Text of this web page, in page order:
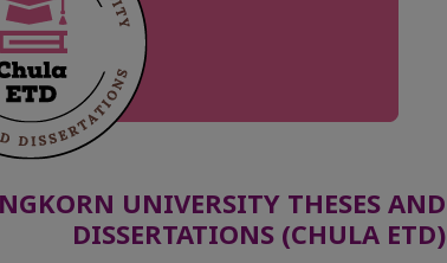
UNIVERSITY THESES AND
DISSERTATIONS (CHULA ETD)